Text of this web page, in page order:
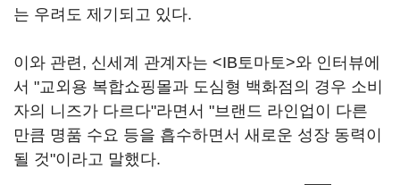
는 우려도 제기되고 있다.
이와 관련, 신세계 관계자는 <IB토마토>와 인터뷰에
서 "교외용 복합쇼핑몰과 도심형 백화점의 경우 소비
자의 니즈가 다르다"라면서 "브랜드 라인업이 다른
만큼 명품 수요 등을 흡수하면서 새로운 성장 동력이
될 것"이라고 말했다.